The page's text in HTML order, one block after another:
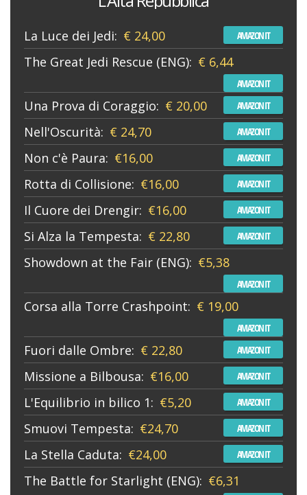
La Luce dei Jedi: € 24,00 AMAZON IT
The Great Jedi Rescue (ENG): € 6,44
AMAZON IT
Una Prova di Coraggio: € 20,00 AMAZON IT
Nell'Oscurità: € 24,70 AMAZON IT
Non c'è Paura: €16,00 AMAZON IT
Rotta di Collisione: €16,00 AMAZON IT
Il Cuore dei Drengir: €16,00 AMAZON IT
Si Alza la Tempesta: € 22,80 AMAZON IT
Showdown at the Fair (ENG): €5,38
AMAZON IT
Corsa alla Torre Crashpoint: € 19,00
AMAZON IT
Fuori dalle Ombre: € 22,80 AMAZON IT
Missione a Bilbousa: €16,00 AMAZON IT
L'Equilibrio in bilico 1: €5,20 AMAZON IT
Smuovi Tempesta: €24,70 AMAZON IT
La Stella Caduta: €24,00 AMAZON IT
The Battle for Starlight (ENG): €6,31